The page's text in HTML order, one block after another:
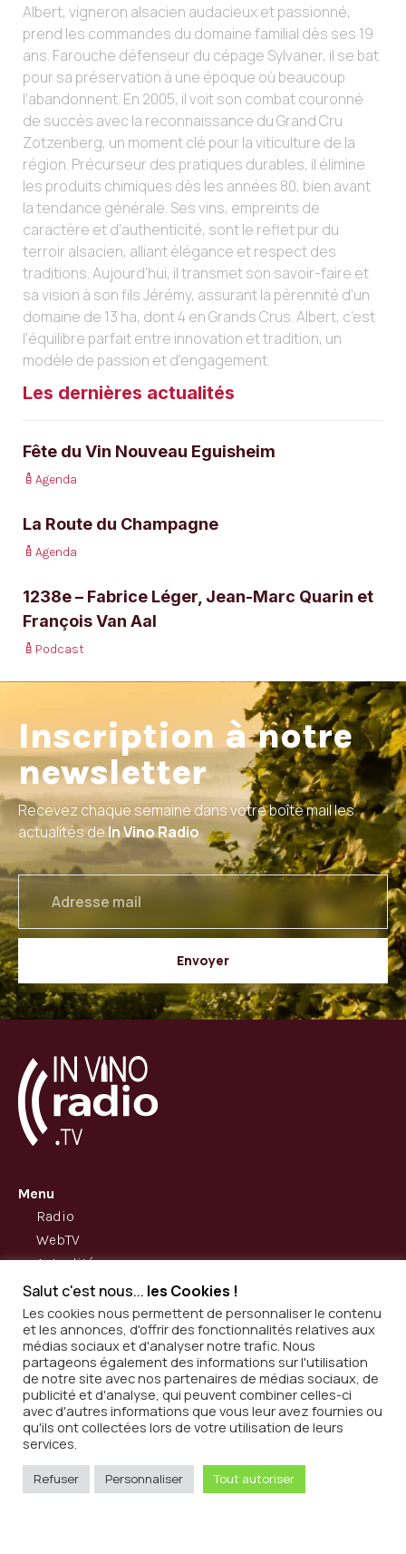
Albert, vigneron alsacien audacieux et passionné,
prend les commandes du domaine familial dès ses 19
ans. Farouche défenseur du cépage Sylvaner, il se bat
pour sa préservation à une époque où beaucoup
l’abandonnent. En 2005, il voit son combat couronné
de succès avec la reconnaissance du Grand Cru
Zotzenberg, un moment clé pour la viticulture de la
région. Précurseur des pratiques durables, il élimine
les produits chimiques dès les années 80, bien avant
la tendance générale. Ses vins, empreints de
caractère et d’authenticité, sont le reflet pur du
terroir alsacien, alliant élégance et respect des
traditions. Aujourd’hui, il transmet son savoir-faire et
sa vision à son fils Jérémy, assurant la pérennité d’un
domaine de 13 ha, dont 4 en Grands Crus. Albert, c’est
l’équilibre parfait entre innovation et tradition, un
modèle de passion et d’engagement.
Les dernières actualités
Fête du Vin Nouveau Eguisheim
Agenda
La Route du Champagne
Agenda
1238e – Fabrice Léger, Jean-Marc Quarin et
François Van Aal
Podcast
Inscription à notre
newsletter
Recevez chaque semaine dans votre boîte mail les
actualités de In Vino Radio
email
Envoyer
Menu
Radio
WebTV
Actualités
A propos
Contact
Adresse11 rue Pergolèse 75116 Paris
Téléphone01 85 65 97 26
Mailcontact@invinoradio.tv
Salut c'est nous... les Cookies !
Les cookies nous permettent de personnaliser le contenu
et les annonces, d'offrir des fonctionnalités relatives aux
médias sociaux et d'analyser notre trafic. Nous
partageons également des informations sur l'utilisation
de notre site avec nos partenaires de médias sociaux, de
publicité et d'analyse, qui peuvent combiner celles-ci
avec d'autres informations que vous leur avez fournies ou
qu'ils ont collectées lors de votre utilisation de leurs
services.
Refuser Personnaliser Tout autoriser